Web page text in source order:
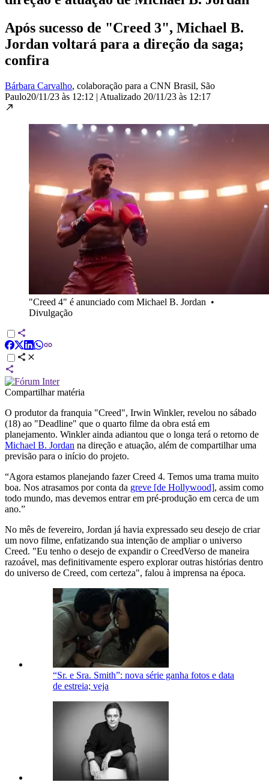
Após sucesso de "Creed 3", Michael B.
Jordan voltará para a direção da saga;
confira
Bárbara Carvalho, colaboração para a CNN Brasil, São
Paulo20/11/23 às 12:12 | Atualizado 20/11/23 às 12:17
"Creed 4" é anunciado com Michael B. Jordan •
Divulgação
Compartilhar matéria
O produtor da franquia "Creed", Irwin Winkler, revelou no sábado
(18) ao "Deadline" que o quarto filme da obra está em
planejamento. Winkler ainda adiantou que o longa terá o retorno de
Michael B. Jordan na direção e atuação, além de compartilhar uma
previsão para o início do projeto.
“Agora estamos planejando fazer Creed 4. Temos uma trama muito
boa. Nos atrasamos por conta da greve [de Hollywood], assim como
todo mundo, mas devemos entrar em pré-produção em cerca de um
ano.”
No mês de fevereiro, Jordan já havia expressado seu desejo de criar
um novo filme, enfatizando sua intenção de ampliar o universo
Creed. "Eu tenho o desejo de expandir o CreedVerso de maneira
razoável, mas definitivamente espero explorar outras histórias dentro
do universo de Creed, com certeza", falou à imprensa na época.
“Sr. e Sra. Smith”: nova série ganha fotos e data
de estreia; veja